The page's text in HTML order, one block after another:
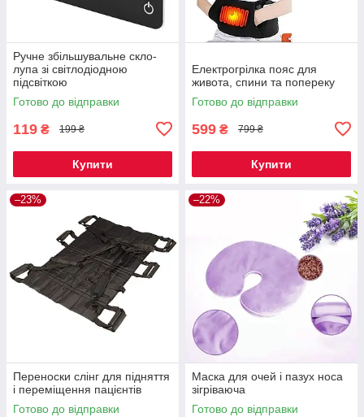
Ручне збільшувальне скло-
лупа зі світлодіодною
підсвіткою
Готово до відправки
119 ₴ 199 ₴
Купити
Електрогрілка пояс для
живота, спини та попереку
Готово до відправки
599 ₴ 799 ₴
Купити
–23%
Переноски слінг для підняття
і переміщення пацієнтів
Готово до відправки
–22%
Маска для очей і пазух носа
зігріваюча
Готово до відправки